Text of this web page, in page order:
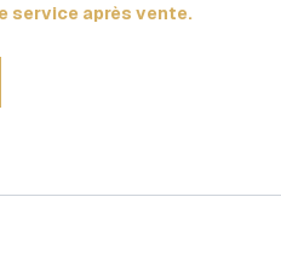
service après vente.